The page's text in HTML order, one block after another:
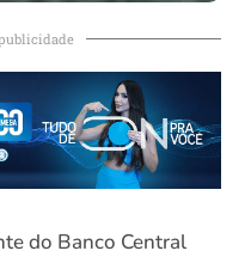
do Banco Central